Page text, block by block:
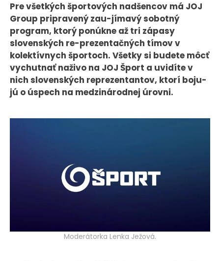
KONTAKT
Pre všetkých športových nadšencov má JOJ
Group pripravený zau-jímavý sobotný
program, ktorý ponúkne až tri zápasy
slovenských re-prezentačných tímov v
kolektívnych športoch. Všetky si budete môcť
vychutnať naživo na JOJ Šport a uvidíte v
nich slovenských reprezentantov, ktorí boju-
jú o úspech na medzinárodnej úrovni.
Moderátorka Lenka Ježová.